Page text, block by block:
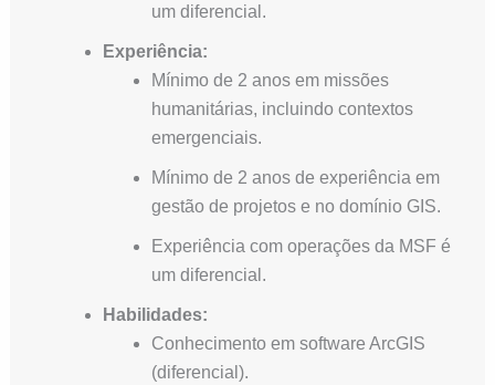
um diferencial.
Experiência:
Mínimo de 2 anos em missões
humanitárias, incluindo contextos
emergenciais.
Mínimo de 2 anos de experiência em
gestão de projetos e no domínio GIS.
Experiência com operações da MSF é
um diferencial.
Habilidades:
Conhecimento em software ArcGIS
(diferencial).